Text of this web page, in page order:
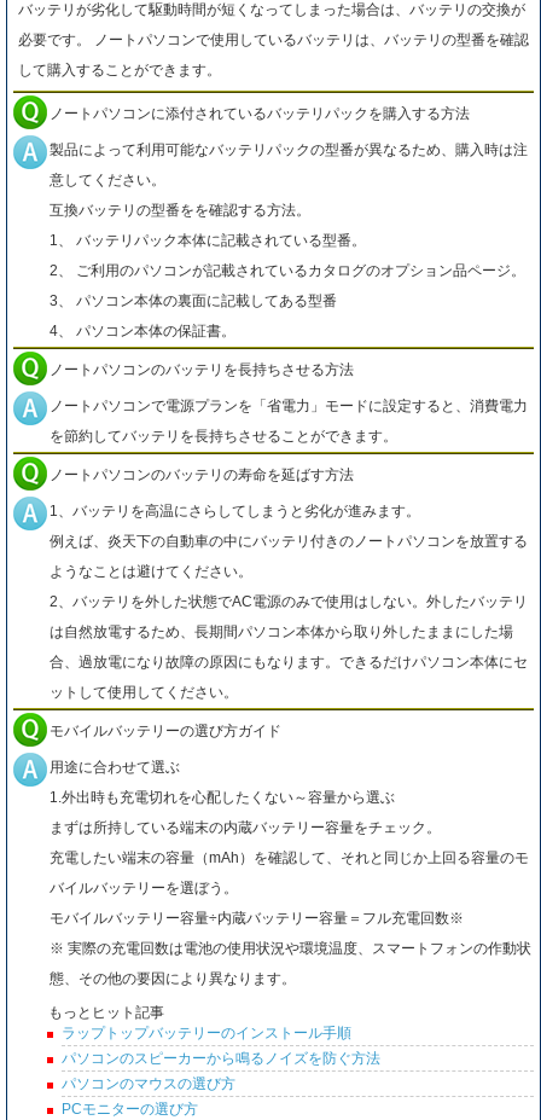
バッテリが劣化して駆動時間が短くなってしまった場合は、バッテリの交換が
必要です。 ノートパソコンで使用しているバッテリは、バッテリの型番を確認
して購入することができます。
ノートパソコンに添付されているバッテリパックを購入する方法
製品によって利用可能なバッテリパックの型番が異なるため、購入時は注
意してください。
互換バッテリの型番をを確認する方法。
1、 バッテリパック本体に記載されている型番。
2、 ご利用のパソコンが記載されているカタログのオプション品ページ。
3、 パソコン本体の裏面に記載してある型番
4、 パソコン本体の保証書。
ノートパソコンのバッテリを長持ちさせる方法
ノートパソコンで電源プランを「省電力」モードに設定すると、消費電力
を節約してバッテリを長持ちさせることができます。
ノートパソコンのバッテリの寿命を延ばす方法
1、バッテリを高温にさらしてしまうと劣化が進みます。
例えば、炎天下の自動車の中にバッテリ付きのノートパソコンを放置する
ようなことは避けてください。
2、バッテリを外した状態でAC電源のみで使用はしない。外したバッテリ
は自然放電するため、長期間パソコン本体から取り外したままにした場
合、過放電になり故障の原因にもなります。できるだけパソコン本体にセ
ットして使用してください。
モバイルバッテリーの選び方ガイド
用途に合わせて選ぶ
1.外出時も充電切れを心配したくない～容量から選ぶ
まずは所持している端末の内蔵バッテリー容量をチェック。
充電したい端末の容量（mAh）を確認して、それと同じか上回る容量のモ
バイルバッテリーを選ぼう。
モバイルバッテリー容量÷内蔵バッテリー容量＝フル充電回数※
※ 実際の充電回数は電池の使用状況や環境温度、スマートフォンの作動状
態、その他の要因により異なります。
もっとヒット記事
ラップトップバッテリーのインストール手順
パソコンのスピーカーから鳴るノイズを防ぐ方法
パソコンのマウスの選び方
PCモニターの選び方